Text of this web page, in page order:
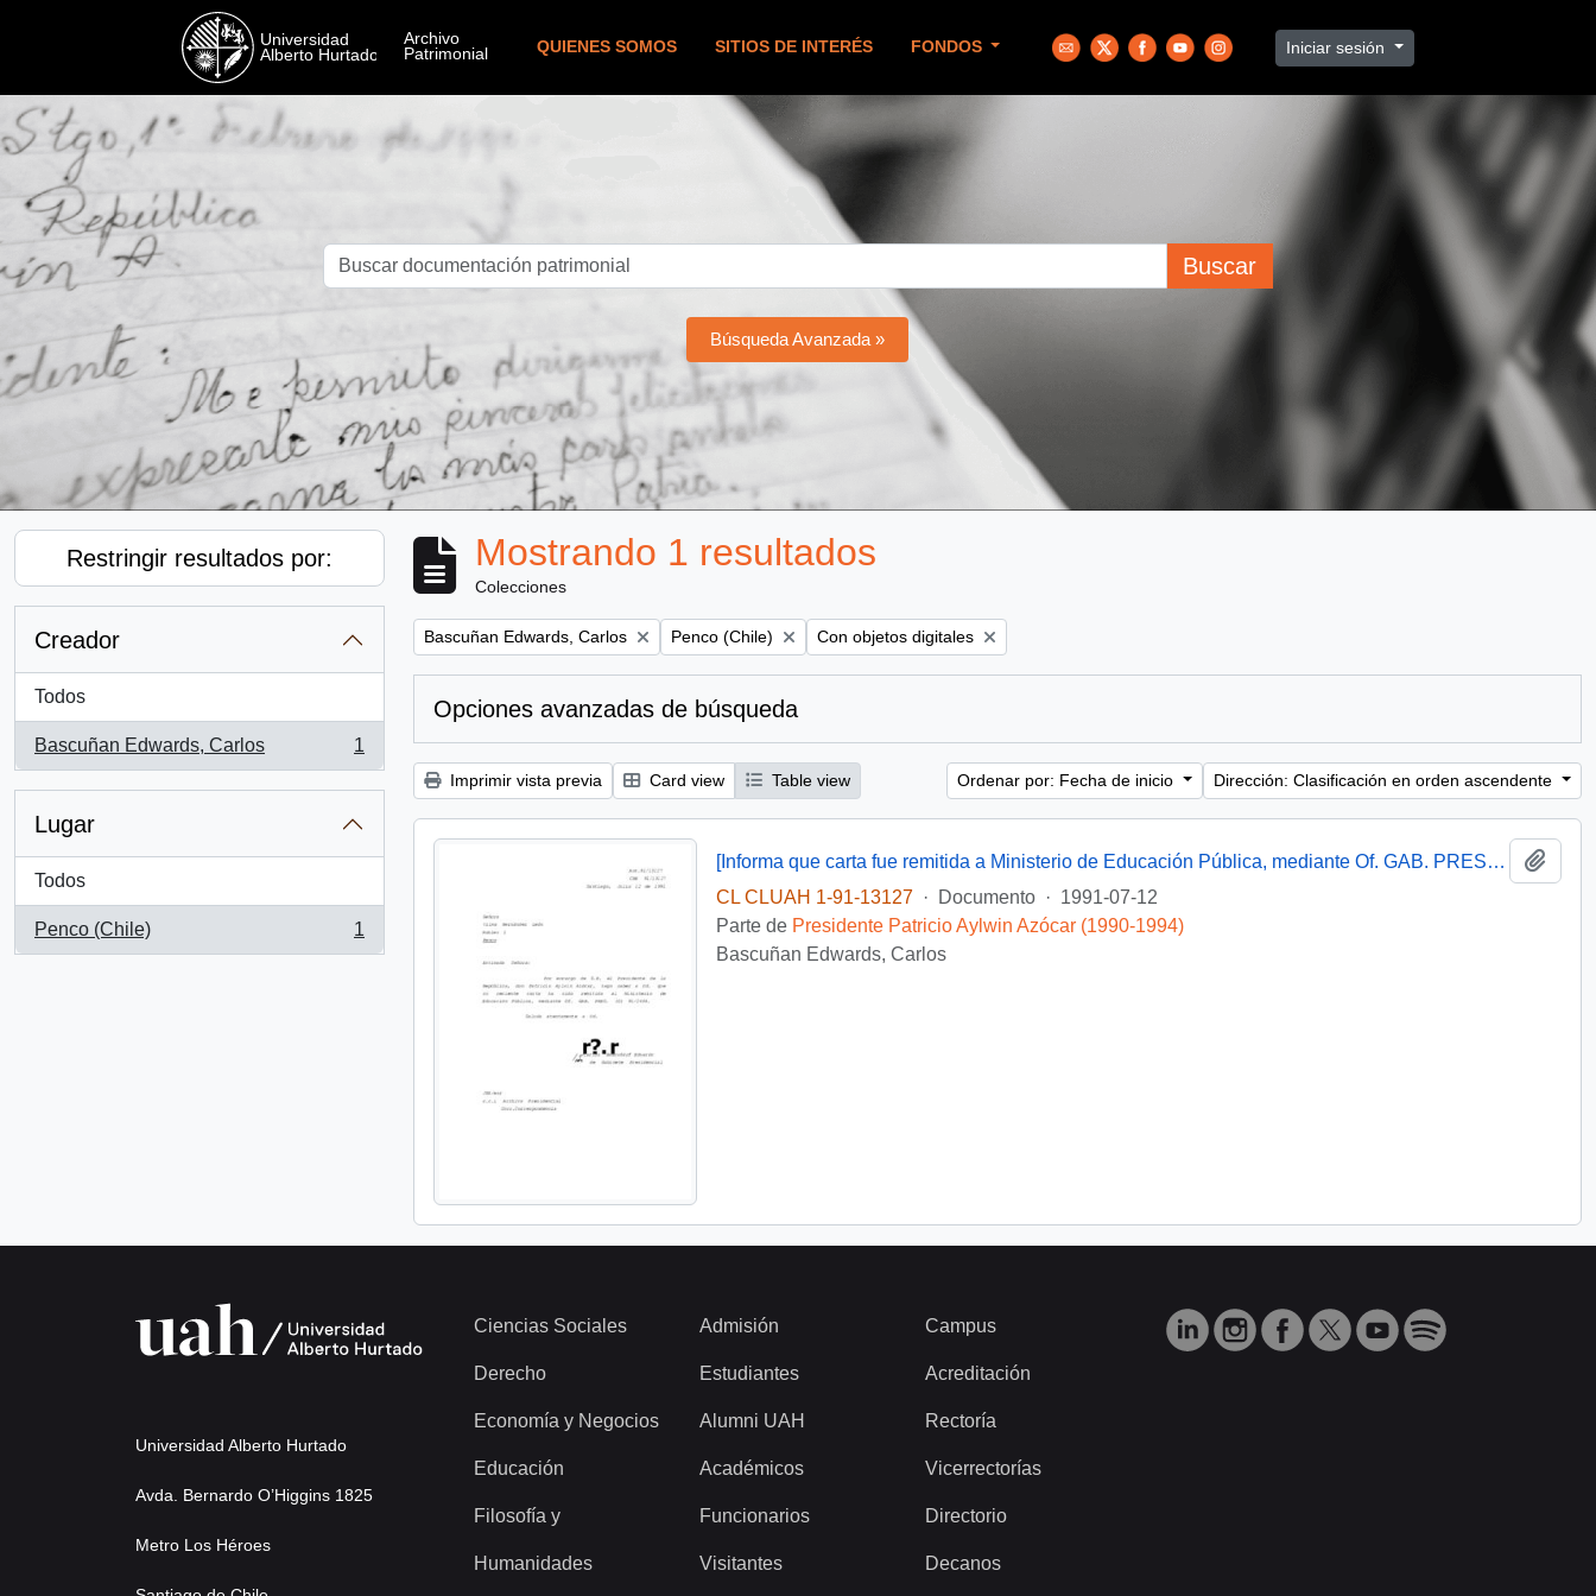
QUIENES SOMOS SITIOS DE INTERÉS FONDOS Iniciar sesión
Buscar
Búsqueda Avanzada »
Restringir resultados por:
Creador
Todos
Bascuñan Edwards, Carlos
, 1 resultados
1
Lugar
Todos
Penco (Chile)
, 1 resultados
1
Mostrando 1 resultados
Colecciones
Remove filter:
Bascuñan Edwards, Carlos Remove filter:
Penco (Chile) Remove filter:
Con objetos digitales
Opciones avanzadas de búsqueda
Imprimir vista previa Card view Table view Ordenar por: Fecha de inicio Dirección: Clasificación en orden ascendente
[Informa que carta fue remitida a Ministerio de Educación Pública, mediante Of. GAB. PRES. (0) 91/2438]
CL CLUAH 1-91-13127
· Documento · 1991-07-12
Parte de Presidente Patricio Aylwin Azócar (1990-1994)
Bascuñan Edwards, Carlos
Universidad Alberto Hurtado
Avda. Bernardo O’Higgins 1825
Metro Los Héroes
Ciencias Sociales
Derecho
Economía y Negocios
Educación
Filosofía y
Humanidades
Admisión
Estudiantes
Alumni UAH
Académicos
Funcionarios
Visitantes
Campus
Acreditación
Rectoría
Vicerrectorías
Directorio
Decanos